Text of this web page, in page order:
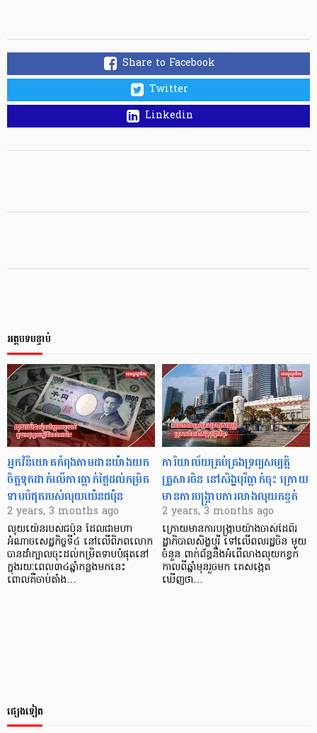
Share to Facebook
Twitter
Linkedin
អត្ថបទបន្ទាប់
អ្នកវិនិយោគកំពុងតាមដានយ៉ាងយក
ចិត្តទុកដាក់លើការធ្លាក់ថ្លៃដល់កម្រិត
ទាបបំផុតរបស់លុយយ៉េនជប៉ុន
2 years, 3 months ago
លុយយ៉េនរបស់ជប៉ុន ដែលជាមហា
អំណាចសេដ្ឋកិច្ចទី៤ នៅលើពិភពលោក
បានដាំក្បាលចុះដល់កម្រិតទាបបំផុតនៅ
ក្នុងរយៈពេល៣៤ឆ្នាំកន្លងមកនេះ
ពោលគឺចាប់តាំង…
ការិយាល័យគ្រប់គ្រងទ្រព្យសម្បត្តិ
គ្រួសារចិន នៅសិង្ហបុរីធ្លាក់ចុះ ក្រោយ
មានការបង្ក្រាបការលាងលុយកខ្វក់
2 years, 3 months ago
ក្រោយមានការបង្ក្រាបយ៉ាងចាស់ដៃពីរ
ដ្ឋាភិបាលសិង្ហបុរី ទៅលើពលរដ្ឋចិន មួយ
ចំនួន ពាក់ព័ន្ធនឹងអំពើលាងលុយកខ្វក់
កាលពីឆ្នាំមុនរួចមក គេសង្កេត
ឃើញថា…
ផ្សេងទៀត